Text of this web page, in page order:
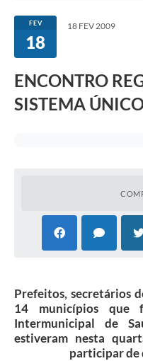
FEV
18
18 FEV 2009
ENCONTRO
SISTEMA
Prefeitos, secretários
14 municípios que
Intermunicipal de
estiveram nesta
participar de